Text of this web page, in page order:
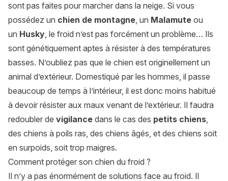
sont pas faites pour marcher dans la neige. Si vous
possédez un chien de montagne, un Malamute ou
un Husky, le froid n’est pas forcément un problème… Ils
sont génétiquement aptes à résister à des températures
basses. N’oubliez pas que le chien est originellement un
animal d’extérieur. Domestiqué par les hommes, il passe
beaucoup de temps à l’intérieur, il est donc moins habitué
à devoir résister aux maux venant de l’extérieur. Il faudra
redoubler de vigilance dans le cas des petits chiens,
des chiens à poils ras, des chiens âgés, et des chiens soit
en surpoids, soit trop maigres.
Comment protéger son chien du froid ?
Il n’y a pas énormément de solutions face au froid. Il